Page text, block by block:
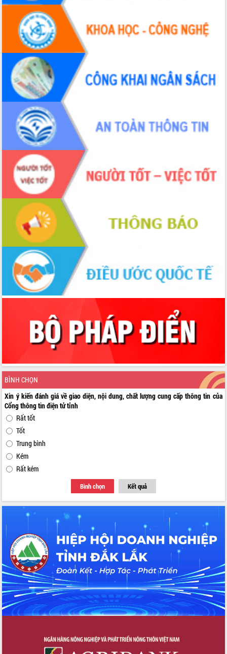
BÌNH CHỌN
Xin ý kiến đánh giá về giao diện, nội dung, chất lượng cung cấp thông tin của
Cổng thông tin điện tử tỉnh
Rất tốt
Tốt
Trung bình
Kém
Rất kém
Bình chọn Kết quả